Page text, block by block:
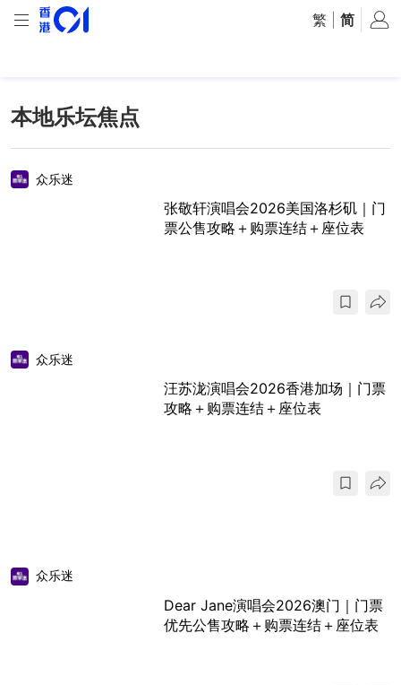
繁 简
本地乐坛焦点
众乐迷
张敬轩演唱会2026美国洛杉矶｜门
票公售攻略＋购票连结＋座位表
众乐迷
汪苏泷演唱会2026香港加场｜门票
攻略＋购票连结＋座位表
众乐迷
Dear Jane演唱会2026澳门｜门票
优先公售攻略＋购票连结＋座位表